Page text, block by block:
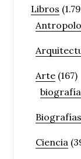
Libros
Arte (167)
Biografías
Ciencia